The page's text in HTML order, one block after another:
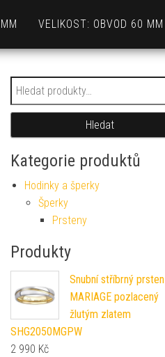
VELIKOST: OBVOD 60 MM
Hledat:
Hledat
Kategorie produktů
Hodinky a šperky
Šperky
Prsteny
Produkty
Snubní stříbrný prsten
MARIAGE pozlacený
žlutým zlatem
SHG2050MGPW
2 990 Kč